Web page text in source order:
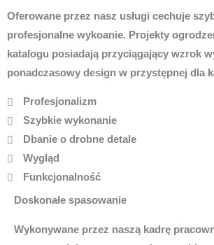
Oferowane przez nasz usługi cechuje
profesjonalne wykoanie. Projekty
katalogu posiadają przyciągający wzrok
ponadczasowy design w przystępnej dla
Profesjonalizm
Szybkie wykonanie
Dbanie o drobne detale
Wygląd
Funkcjonalność
Doskonałe spasowanie
Wykonywane przez naszą kadrę